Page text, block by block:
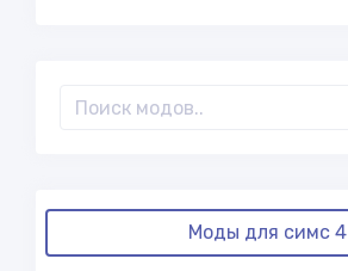
Моды для симс 4